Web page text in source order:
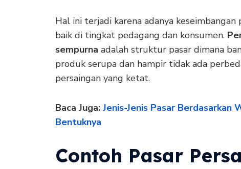
Hal ini terjadi karena adanya
baik di tingkat pedagang dan konsumen.
sempurna adalah struktur pasar dimana
produk serupa dan hampir tidak ada
persaingan yang ketat.
Baca Juga: Jenis-Jenis Pasar Berdasarkan
Bentuknya
Contoh Pasar